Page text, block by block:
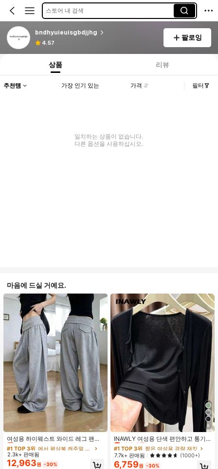
스토어 내 검색
bndhyuieuisgbdjjhg
4.57
팔로잉
상품 리뷰
추천템 가장 인기 있는 가격 필터
일치하는 상품이 없습니다.
다른 옵션을 사용하십시오.
마음에 드실 거예요.
여성용 하이웨스트 와이드 레그 팬츠,
봄 드로스트링 루즈 롱 팬츠, 레이지
릴랙스드 스타일 그레이
#1 TOP 3위
에서 평상복 캐주얼 바지
거의 매진!
#1 TOP 3위
거의 매진!
#1 TOP 3위
거의 매진!
#1 TOP 3위
2.3k+ 판매됨
12,963원 -30%
8
INAWLY 여성용 단색 편안하고 통기
성 좋은 긴 소매 앞면 버튼 캐주얼 다
용도 얇은 가디건
#1 TOP 3위
짧은 여성용 경량 재킷
거의 매진!
#1 TOP 3위 짧은 여성용 경량 재킷
거의 매진!
#1 TOP 3위 짧은 여성용 경량 재킷
거의 매진!
#1 TOP 3위 짧은 여성용 경량 재킷
7.7k+ 판매됨 (1000+)
6,759원 -30%